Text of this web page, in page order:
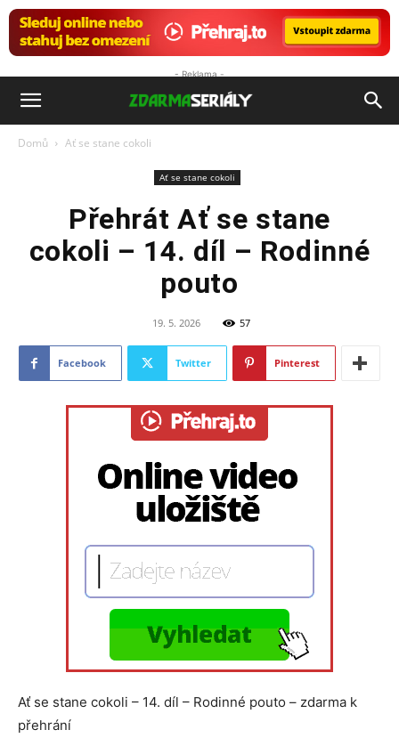
- Reklama -
ZdarmaSeriály.cz
Domů Ať se stane cokoli
Ať se stane cokoli
Přehrát Ať se stane
cokoli – 14. díl – Rodinné
pouto
19. 5. 2026 57
Facebook Twitter Pinterest
Ať se stane cokoli – 14. díl – Rodinné pouto – zdarma k
přehrání